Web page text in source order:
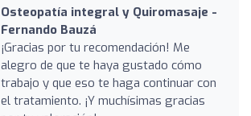
Osteopatía integral y Quiromasaje -
Fernando Bauzá
¡Gracias por tu recomendación! Me
alegro de que te haya gustado cómo
trabajo y que eso te haga continuar con
el tratamiento. ¡Y muchísimas gracias